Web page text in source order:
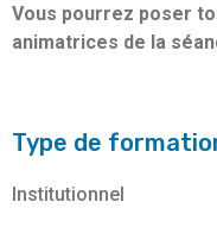
Vous pourrez poser
animatrices de la
Type de
Institutionnel